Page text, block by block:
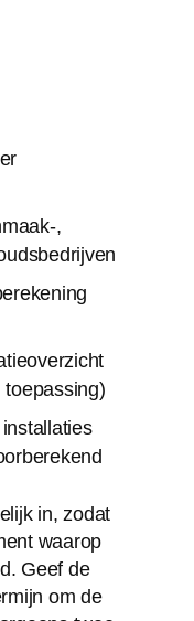
,
in, zodat
waarop
Geef de
om de